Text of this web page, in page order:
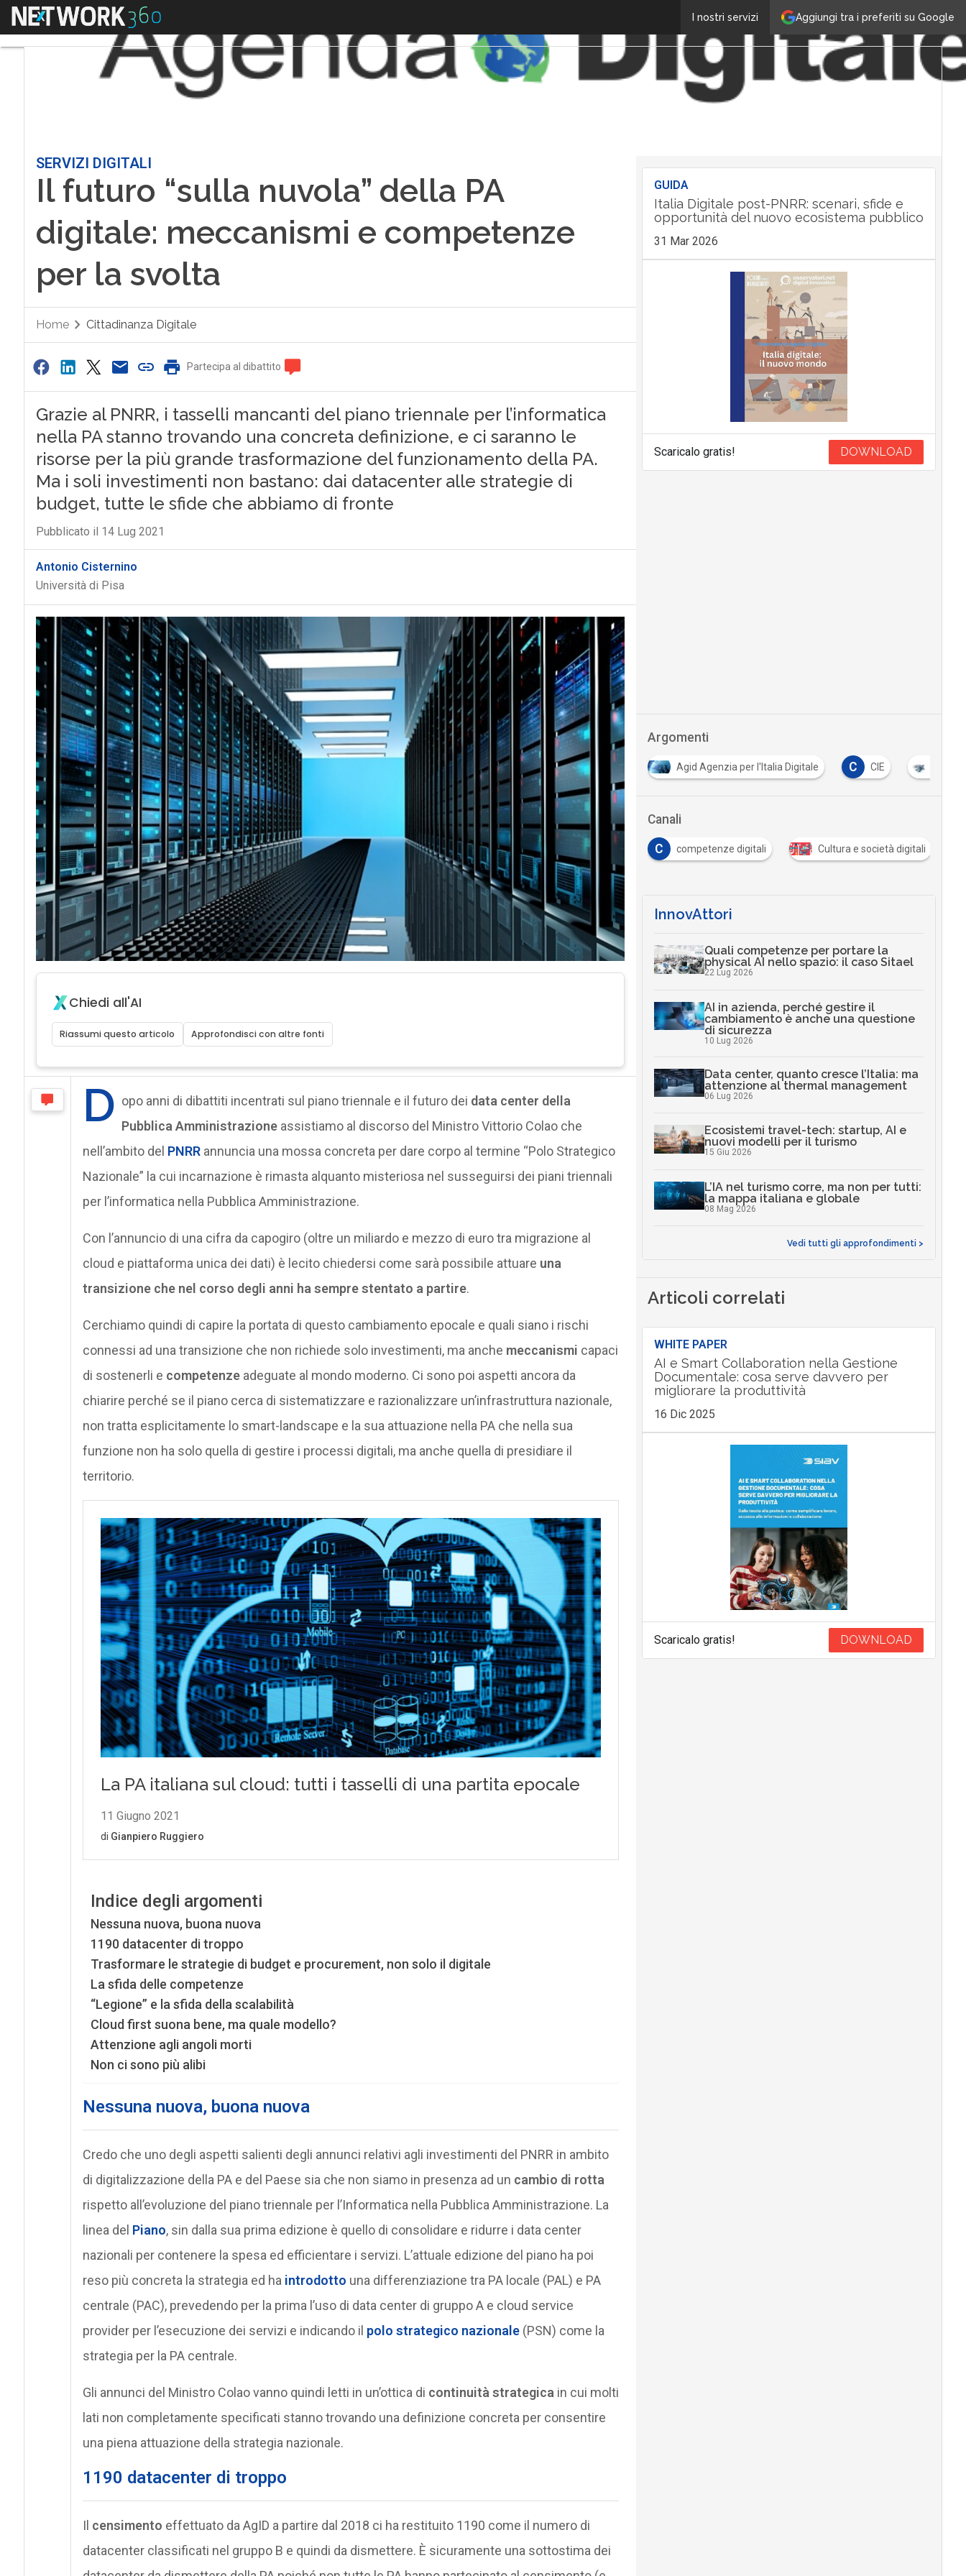
Aggiungi tra i preferiti su Google
I nostri servizi
Menu
SERVIZI DIGITALI
Il futuro “sulla nuvola” della PA
digitale: meccanismi e competenze
per la svolta
Home Cittadinanza Digitale
Partecipa al dibattito
Grazie al PNRR, i tasselli mancanti del piano triennale per l’informatica
nella PA stanno trovando una concreta definizione, e ci saranno le
risorse per la più grande trasformazione del funzionamento della PA.
Ma i soli investimenti non bastano: dai datacenter alle strategie di
budget, tutte le sfide che abbiamo di fronte
Pubblicato il 14 Lug 2021
Antonio Cisternino
Università di Pisa
Chiedi all'AI
Riassumi questo articolo Approfondisci con altre fonti
D opo anni di dibattiti incentrati sul piano triennale e il futuro dei data center della
Pubblica Amministrazioneassistiamo al discorso del Ministro Vittorio Colao che
nell’ambito del PNRR annuncia una mossa concreta per dare corpo al termine “Polo Strategico
Nazionale” la cui incarnazione è rimasta alquanto misteriosa nel susseguirsi dei piani triennali
per l’informatica nella Pubblica Amministrazione.
Con l’annuncio di una cifra da capogiro (oltre un miliardo e mezzo di euro tra migrazione al
cloud e piattaforma unica dei dati) è lecito chiedersi come sarà possibile attuare una
transizione che nel corso degli anni ha sempre stentato a partire.
Cerchiamo quindi di capire la portata di questo cambiamento epocale e quali siano i rischi
connessi ad una transizione che non richiede solo investimenti, ma anche meccanismi capaci
di sostenerli e competenzeadeguate al mondo moderno. Ci sono poi aspetti ancora da
chiarire perché se il piano cerca di sistematizzare e razionalizzare un’infrastruttura nazionale,
non tratta esplicitamente lo smart-landscape e la sua attuazione nella PA che nella sua
funzione non ha solo quella di gestire i processi digitali, ma anche quella di presidiare il
territorio.
Indice degli argomenti
Nessuna nuova, buona nuova
1190 datacenter di troppo
Trasformare le strategie di budget e procurement, non solo il digitale
La sfida delle competenze
“Legione” e la sfida della scalabilità
Cloud first suona bene, ma quale modello?
Attenzione agli angoli morti
Non ci sono più alibi
Nessuna nuova, buona nuova
Credo che uno degli aspetti salienti degli annunci relativi agli investimenti del PNRR in ambito
di digitalizzazione della PA e del Paese sia che non siamo in presenza ad un cambio di rotta
rispetto all’evoluzione del piano triennale per l’Informatica nella Pubblica Amministrazione. La
linea del Piano, sin dalla sua prima edizione è quello di consolidare e ridurre i data center
nazionali per contenere la spesa ed efficientare i servizi. L’attuale edizione del piano ha poi
reso più concreta la strategia ed ha introdotto una differenziazione tra PA locale (PAL) e PA
centrale (PAC), prevedendo per la prima l’uso di data center di gruppo A e cloud service
provider per l’esecuzione dei servizi e indicando il polo strategico nazionale(PSN) come la
strategia per la PA centrale.
Gli annunci del Ministro Colao vanno quindi letti in un’ottica di continuità strategica in cui molti
lati non completamente specificati stanno trovando una definizione concreta per consentire
una piena attuazione della strategia nazionale.
1190 datacenter di troppo
Il censimento effettuato da AgID a partire dal 2018 ci ha restituito 1190 come il numero di
datacenter classificati nel gruppo B e quindi da dismettere. È sicuramente una sottostima dei
GUIDA
Italia Digitale post-PNRR: scenari, sfide e
opportunità del nuovo ecosistema pubblico
31 Mar 2026
Scaricalo gratis! DOWNLOAD
Argomenti
5 5G Agid Agenzia per l'Italia Digitale C CIE cloud C
Canali
Cittadinanza digitale competenze digitali Cultura e società digitali
InnovAttori
Quali competenze per portare la
physical AI nello spazio: il caso Sitael
22 Lug 2026
AI in azienda, perché gestire il
cambiamento è anche una questione
di sicurezza
10 Lug 2026
Data center, quanto cresce l’Italia: ma
attenzione al thermal management
06 Lug 2026
Ecosistemi travel-tech: startup, AI e
nuovi modelli per il turismo
15 Giu 2026
L’IA nel turismo corre, ma non per tutti:
la mappa italiana e globale
08 Mag 2026
Vedi tutti gli approfondimenti >
Articoli correlati
WHITE PAPER
AI e Smart Collaboration nella Gestione
Documentale: cosa serve davvero per
migliorare la produttività
16 Dic 2025
Scaricalo gratis! DOWNLOAD